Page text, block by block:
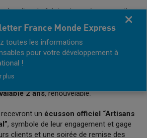
leur lieu de fabrication et leur accueil
distinctions
de l’activité avec les critères du label.
2 ans, renouvelable.
un écusson officiel “Artisans
, symbole de leur engagement et gage
clients et une soirée de remise des
France Monde Express
toutes les informations
pour votre développement à
!
plus